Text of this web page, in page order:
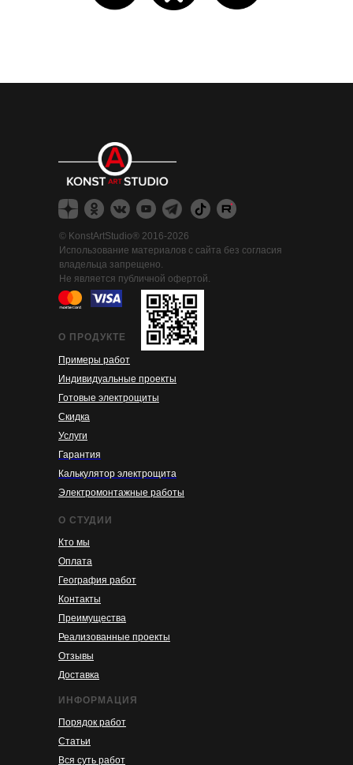
О ПРОДУКТЕ
Примеры работ
Индивидуальные проекты
Готовые электрощиты
Скидка
Услуги
Гарантия
Калькулятор электрощита
Электромонтажные работы
О СТУДИИ
Кто мы
Оплата
География работ
Контакты
Преимущества
Реализованные проекты
Отзывы
Доставка
ИНФОРМАЦИЯ
Порядок работ
Статьи
Вся суть работ
© KonstArtStudio® 2016-2026
Использование материалов с сайта без согласия
владельца запрещено.
Не является публичной офертой.